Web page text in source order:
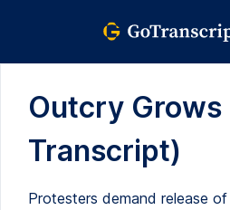
Outcry Grows
Transcript)
Protesters demand release